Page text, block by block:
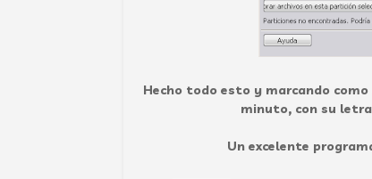
Hecho todo esto y marcando
minuto, con su
Un excelente